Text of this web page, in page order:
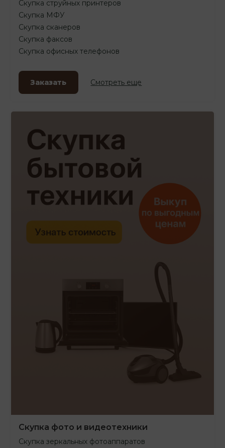
Скупка струйных принтеров
Скупка МФУ
Скупка сканеров
Скупка факсов
Скупка офисных телефонов
Заказать Смотреть еще
Скупка фото и видеотехники
Скупка зеркальных фотоаппаратов